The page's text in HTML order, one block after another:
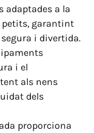
adaptades a la
petits, garantint
i divertida.
i el
als nens
dels
proporciona